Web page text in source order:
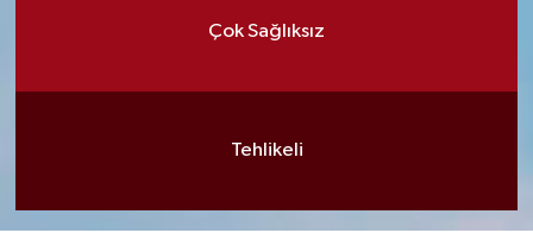
Çok Sağlıksız
Tehlikeli